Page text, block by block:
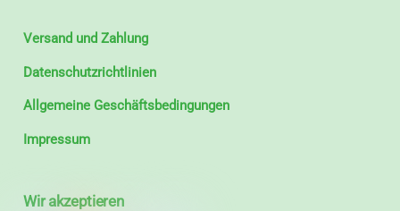
Versand und Zahlung
Datenschutzrichtlinien
Allgemeine Geschäftsbedingungen
Impressum
Wir akzeptieren